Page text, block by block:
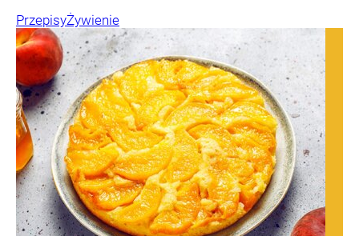
PrzepisyŻywienie